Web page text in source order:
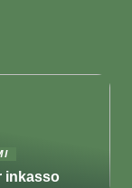
inkasso